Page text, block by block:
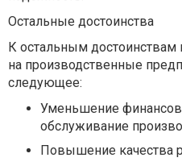
Остальные достоинства
К остальным достоинствам
на производственные
следующее:
Уменьшение
обслуживание
Повышение качества